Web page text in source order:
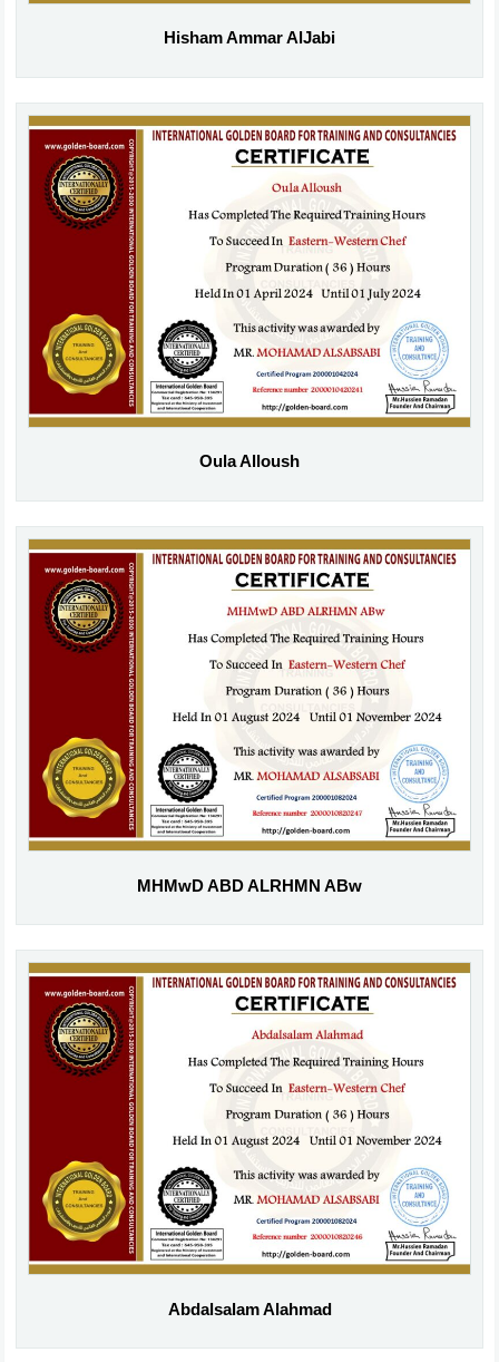
Hisham Ammar AlJabi
Oula Alloush
MHMwD ABD ALRHMN ABw
Abdalsalam Alahmad